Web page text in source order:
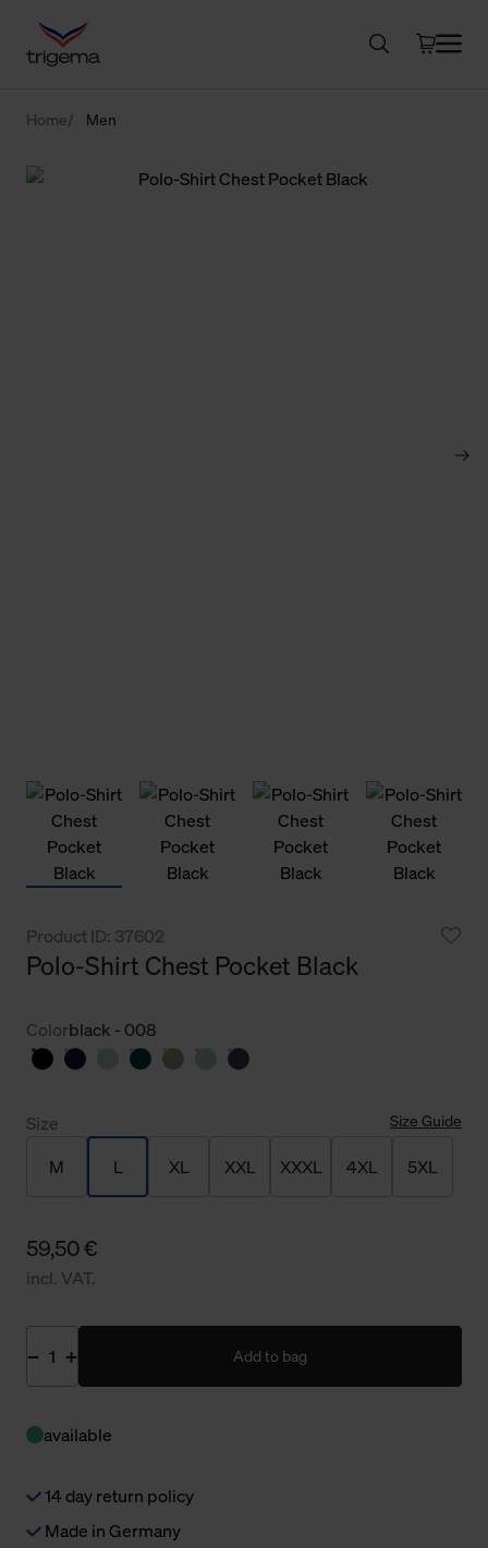
Home Men
Product ID: 37602
Polo-Shirt Chest Pocket Black
Colorblack - 008
Size Size Guide
M L XL XXL XXXL 4XL 5XL
59,50 €
incl. VAT.
Add to bag
available
14 day return policy
Made in Germany